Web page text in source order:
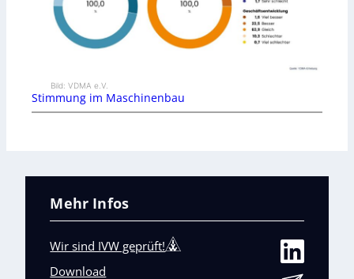
Bild: VDMA e.V.
Stimmung im Maschinenbau
Mehr Infos
Wir sind IVW geprüft!
Download